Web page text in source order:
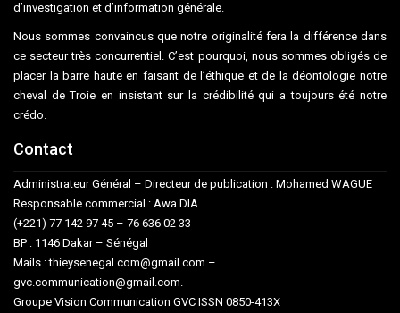
d’investigation et d’information générale.
Nous sommes convaincus que notre originalité fera la différence dans
ce secteur très concurrentiel. C’est pourquoi, nous sommes obligés de
placer la barre haute en faisant de l’éthique et de la déontologie notre
cheval de Troie en insistant sur la crédibilité qui a toujours été notre
crédo.
Contact
Administrateur Général – Directeur de publication : Mohamed WAGUE
Responsable commercial : Awa DIA
(+221) 77 142 97 45 – 76 636 02 33
BP : 1146 Dakar – Sénégal
Mails : thieysenegal.com@gmail.com –
gvc.communication@gmail.com.
Groupe Vision Communication GVC ISSN 0850-413X